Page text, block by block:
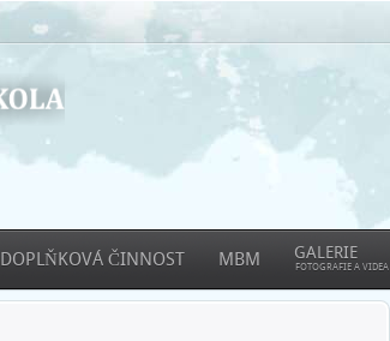
DOPLŇKOVÁ ČINNOST MBM GALERIE
FOTOGRAFIE A VIDEA